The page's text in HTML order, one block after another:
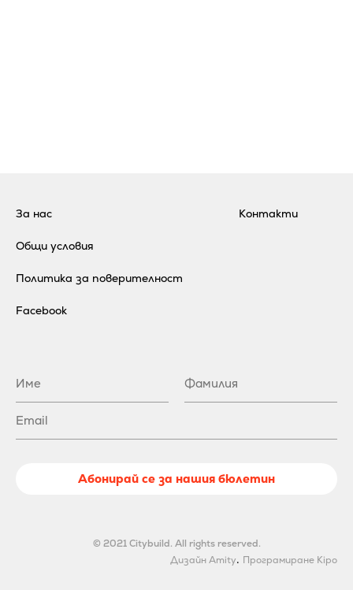
За нас
Общи условия
Политика за поверителност
Контакти
Facebook
Абонирай се за нашия бюлетин
© 2021 Citybuild. All rights reserved.
Дизайн Amity. Програмиране Kipo